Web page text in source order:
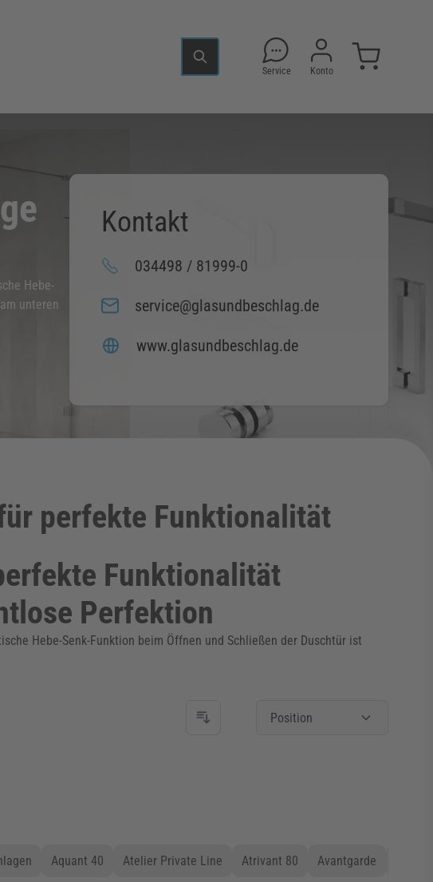
Service Konto
Hebe-
unteren
Kontakt
034498 / 81999-0
service@glasundbeschlag.de
www.glasundbeschlag.de
perfekte Funktionalität
Funktionalität
Perfektion
Hebe-Senk-Funktion beim Öffnen und Schließen der Duschtür ist
Position
Aquant 40 Atelier Private Line Atrivant 80 Avantgarde